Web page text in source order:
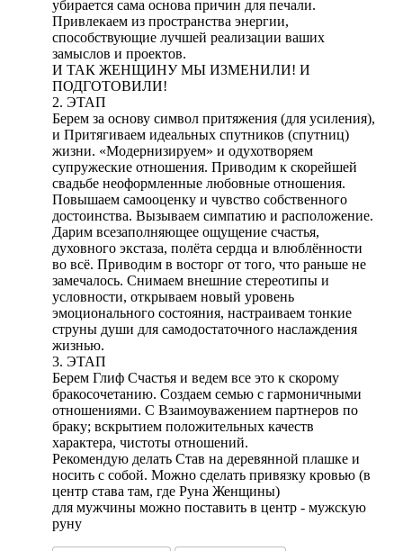
убирается сама основа причин для печали.
Привлекаем из пространства энергии,
способствующие лучшей реализации ваших
замыслов и проектов.
И ТАК ЖЕНЩИНУ МЫ ИЗМЕНИЛИ! И
ПОДГОТОВИЛИ!
2. ЭТАП
Берем за основу символ притяжения (для усиления),
и Притягиваем идеальных спутников (спутниц)
жизни. «Модернизируем» и одухотворяем
супружеские отношения. Приводим к скорейшей
свадьбе неоформленные любовные отношения.
Повышаем самооценку и чувство собственного
достоинства. Вызываем симпатию и расположение.
Дарим всезаполняющее ощущение счастья,
духовного экстаза, полёта сердца и влюблённости
во всё. Приводим в восторг от того, что раньше не
замечалось. Снимаем внешние стереотипы и
условности, открываем новый уровень
эмоционального состояния, настраиваем тонкие
струны души для самодостаточного наслаждения
жизнью.
3. ЭТАП
Берем Глиф Счастья и ведем все это к скорому
бракосочетанию. Создаем семью с гармоничными
отношениями. С Взаимоуважением партнеров по
браку; вскрытием положительных качеств
характера, чистоты отношений.
Рекомендую делать Став на деревянной плашке и
носить с собой. Можно сделать привязку кровью (в
центр става там, где Руна Женщины)
для мужчины можно поставить в центр - мужскую
руну